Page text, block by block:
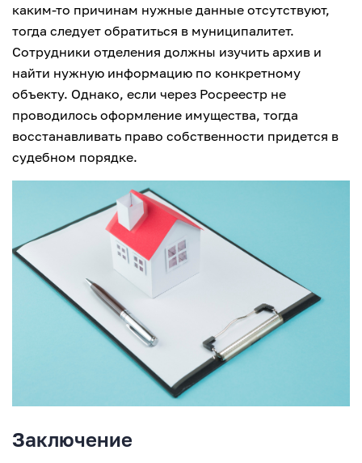
каким-то причинам нужные данные отсутствуют,
тогда следует обратиться в муниципалитет.
Сотрудники отделения должны изучить архив и
найти нужную информацию по конкретному
объекту. Однако, если через Росреестр не
проводилось оформление имущества, тогда
восстанавливать право собственности придется в
судебном порядке.
Заключение